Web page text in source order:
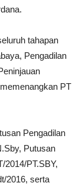
tahapan
Pengadilan
PT
Pengadilan
Putusan
2014/PT.SBY,
2016, serta